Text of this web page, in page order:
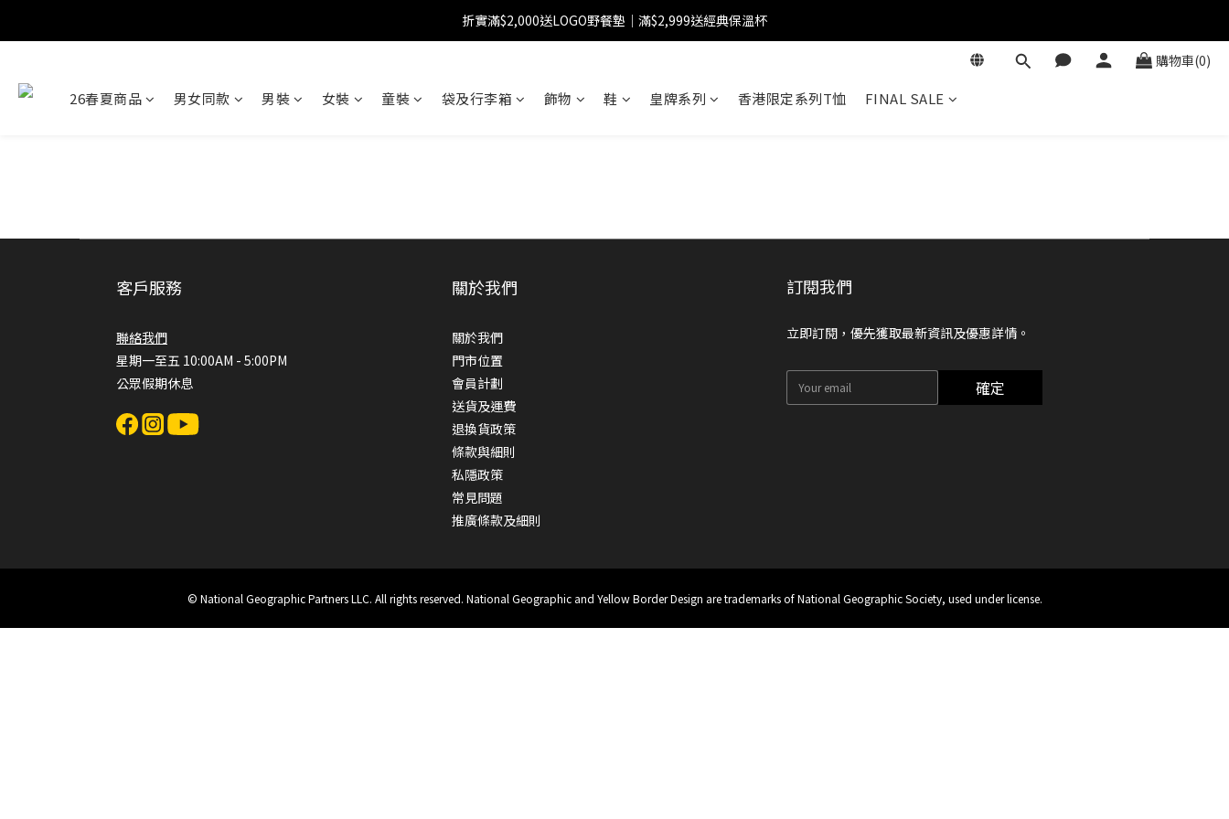
【FINAL SALE】指定商品低至38折
折實滿$2,000送LOGO野餐墊｜滿$2,999送經典保溫杯
【FINAL SALE】指定商品低至38折
購物車(0)
26春夏商品 男女同款 男裝 女裝 童裝 袋及行李箱 飾物 鞋 皇牌系列 香港限定系列T恤 FINAL SALE
客戶服務
聯絡我們
星期一至五 10:00AM - 5:00PM
公眾假期休息
關於我們
關於我們
門市位置
會員計劃
送貨及運費
退換貨政策
條款與細則
私隱政策
常見問題
推廣條款及細則
訂閱我們
立即訂閱，優先獲取最新資訊及優惠詳情。
確定
© National Geographic Partners LLC. All rights reserved. National Geographic and Yellow Border Design are trademarks of National Geographic Society, used under license.